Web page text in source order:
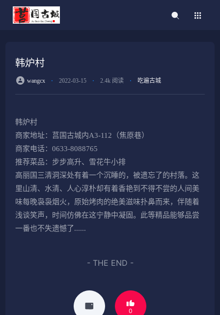
韩炉村
wangcx ⋅ 2022-03-15 ⋅ 2.4k 阅读 ⋅ 吃遍古城
韩炉村
商家地址：莒国古城内A3-112（焦原巷）
商家电话：️0633-8088765
推荐菜品：步步高升、雪花牛小排
高丽国三清洞深处有着一个沉睡的，被遗忘了的村落。这
里山清、水清、人心淳朴却有着香艳到不得不尝的人间美
味每晚袅袅烟火，原始烤肉的绝美滋味扑鼻而来，伴随着
浅谈笑声，时间仿佛在这宁静中凝固。此等精品能够品尝
一番也不失遗憾了......
- THE END -
0